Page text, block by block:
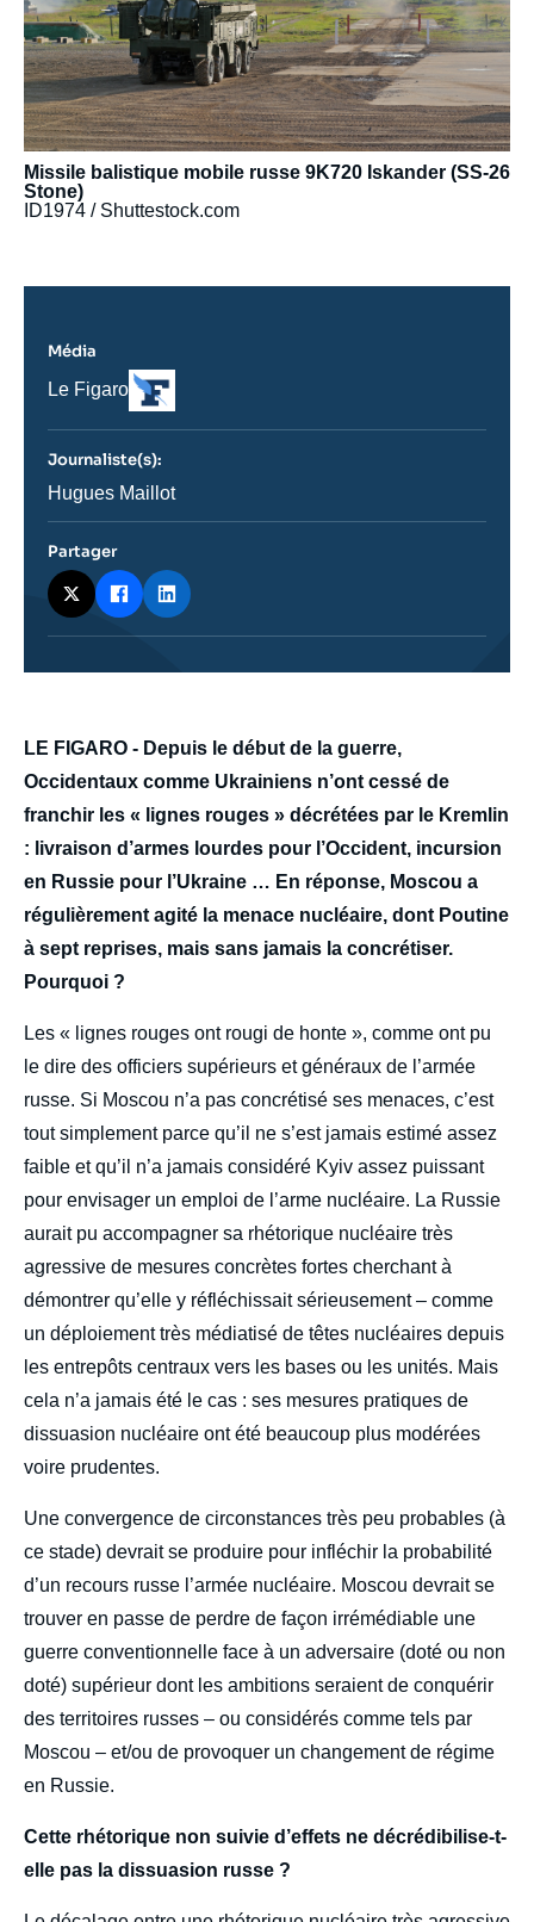
Missile balistique mobile russe 9K720 Iskander (SS-26
Stone)
ID1974 / Shuttestock.com
body
LE FIGARO - Depuis le début de la guerre,
Occidentaux comme Ukrainiens n’ont cessé de
franchir les « lignes rouges » décrétées par le Kremlin
: livraison d’armes lourdes pour l’Occident, incursion
en Russie pour l’Ukraine … En réponse, Moscou a
régulièrement agité la menace nucléaire, dont Poutine
à sept reprises, mais sans jamais la concrétiser.
Pourquoi ?
Les « lignes rouges ont rougi de honte », comme ont pu
le dire des officiers supérieurs et généraux de l’armée
russe. Si Moscou n’a pas concrétisé ses menaces, c’est
tout simplement parce qu’il ne s’est jamais estimé assez
faible et qu’il n’a jamais considéré Kyiv assez puissant
pour envisager un emploi de l’arme nucléaire. La Russie
aurait pu accompagner sa rhétorique nucléaire très
agressive de mesures concrètes fortes cherchant à
démontrer qu’elle y réfléchissait sérieusement – comme
un déploiement très médiatisé de têtes nucléaires depuis
les entrepôts centraux vers les bases ou les unités. Mais
cela n’a jamais été le cas : ses mesures pratiques de
dissuasion nucléaire ont été beaucoup plus modérées
voire prudentes.
Une convergence de circonstances très peu probables (à
ce stade) devrait se produire pour infléchir la probabilité
d’un recours russe l’armée nucléaire. Moscou devrait se
trouver en passe de perdre de façon irrémédiable une
guerre conventionnelle face à un adversaire (doté ou non
doté) supérieur dont les ambitions seraient de conquérir
des territoires russes – ou considérés comme tels par
Moscou – et/ou de provoquer un changement de régime
en Russie.
Cette rhétorique non suivie d’effets ne décrédibilise-t-
elle pas la dissuasion russe ?
Média
Nom
journal,
ou
émission
Le Figaro
Logo
Journaliste(s):
Journaliste
Hugues Maillot
Partager